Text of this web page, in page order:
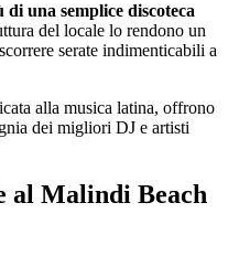
una semplice discoteca
del locale lo rendono un
serate indimenticabili a
alla musica latina, offrono
dei migliori DJ e artisti
al Malindi Beach